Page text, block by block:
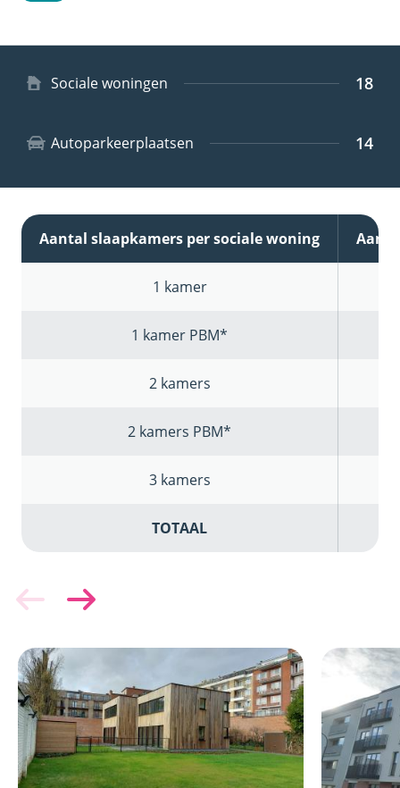
TypeSociale woningen 18
Autoparkeerplaatsen 14
Aantal slaapkamers per sociale woning
1 kamer
1 kamer PBM*
2 kamers
2 kamers PBM*
3 kamers
TOTAAL
Afbeelding Afbeelding